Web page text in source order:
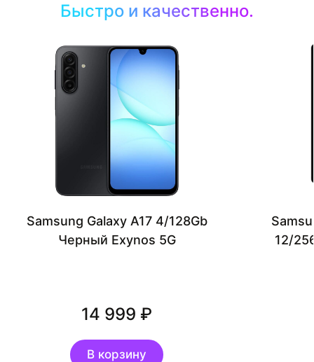
Быстро и качественно.
Samsung Galaxy A17 4/128Gb
Черный Exynos 5G
14 999
В корзину
12/